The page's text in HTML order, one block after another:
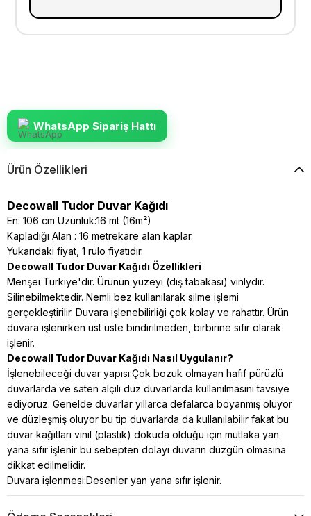
WhatsApp Sipariş Hattı
Ürün Özellikleri
Decowall Tudor Duvar Kağıdı
En: 106 cm Uzunluk:16 mt (16m²)
Kapladığı Alan : 16 metrekare alan kaplar.
Yukarıdaki fiyat, 1 rulo fiyatıdır.
Decowall Tudor Duvar Kağıdı Özellikleri
Menşei Türkiye'dir. Ürünün yüzeyi (dış tabakası) vinlydir.
Silinebilmektedir. Nemli bez kullanılarak silme işlemi
gerçekleştirilir. Duvara işlenebilirliği çok kolay ve rahattır. Ürün
duvara işlenirken üst üste bindirilmeden, birbirine sıfır olarak
işlenir.
Decowall Tudor Duvar Kağıdı Nasıl Uygulanır?
İşlenebileceği duvar yapısı:Çok bozuk olmayan hafif pürüzlü
duvarlarda ve saten alçılı düz duvarlarda kullanılmasını tavsiye
ediyoruz. Genelde duvarlar yıllarca defalarca boyanmış oluyor
ve düzleşmiş oluyor bu tip duvarlarda da kullanılabilir fakat bu
duvar kağıtları vinil (plastik) dokuda olduğu için mutlaka yan
yana sıfır işlenir bu sebepten dolayı duvarın düzgün olmasına
dikkat edilmelidir.
Duvara işlenmesi:Desenler yan yana sıfır işlenir.